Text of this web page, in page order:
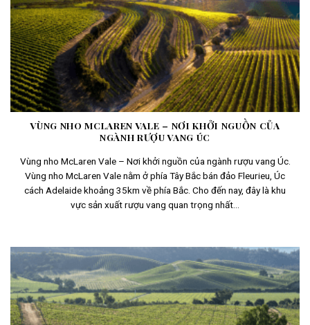
VÙNG NHO MCLAREN VALE – NƠI KHỞI NGUỒN CỦA
NGÀNH RƯỢU VANG ÚC
Vùng nho McLaren Vale – Nơi khởi nguồn của ngành rượu vang Úc.
Vùng nho McLaren Vale nằm ở phía Tây Bắc bán đảo Fleurieu, Úc
cách Adelaide khoảng 35km về phía Bắc. Cho đến nay, đây là khu
vực sản xuất rượu vang quan trọng nhất...